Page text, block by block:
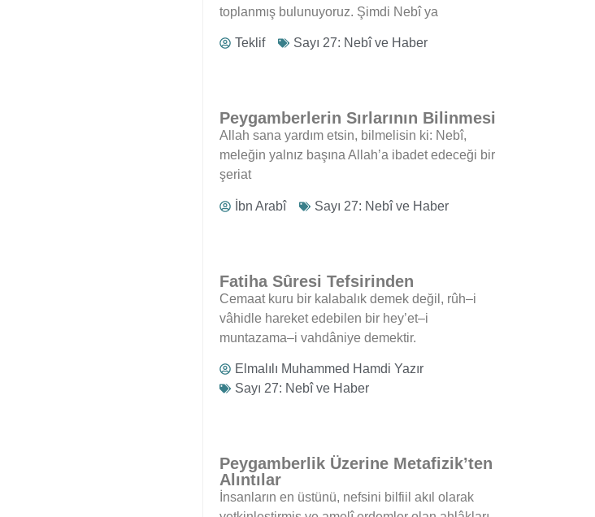
toplanmış bulunuyoruz. Şimdi Nebî ya
Teklif Sayı 27: Nebî ve Haber
Peygamberlerin Sırlarının Bilinmesi
Allah sana yardım etsin, bilmelisin ki: Nebî,
meleğin yalnız başına Allah’a ibadet edeceği bir
şeriat
İbn Arabî Sayı 27: Nebî ve Haber
Fatiha Sûresi Tefsirinden
Cemaat kuru bir kalabalık demek değil, rûh–i
vâhidle hareket edebilen bir hey’et–i
muntazama–i vahdâniye demektir.
Elmalılı Muhammed Hamdi Yazır
Sayı 27: Nebî ve Haber
Peygamberlik Üzerine Metafizik’ten
Alıntılar
İnsanların en üstünü, nefsini bilfiil akıl olarak